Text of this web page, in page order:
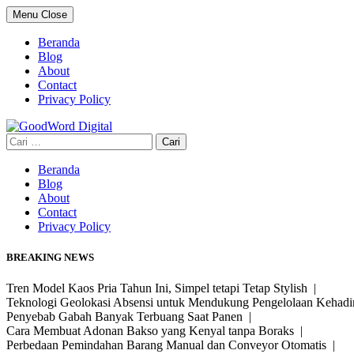
Skip
to
content
Menu Close
Beranda
Blog
About
Contact
Privacy Policy
Cari
untuk:
Beranda
Blog
About
Contact
Privacy Policy
BREAKING NEWS
Tren Model Kaos Pria Tahun Ini, Simpel tetapi Tetap Stylish |
Teknologi Geolokasi Absensi untuk Mendukung Pengelolaan
Penyebab Gabah Banyak Terbuang Saat Panen |
Cara Membuat Adonan Bakso yang Kenyal tanpa Boraks |
Perbedaan Pemindahan Barang Manual dan Conveyor Otomatis |